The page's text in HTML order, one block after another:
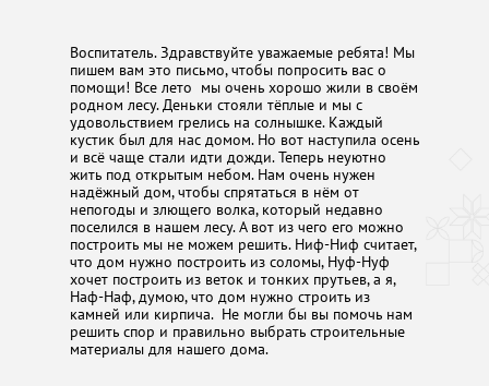
Воспитатель. Здравствуйте уважаемые ребята! Мы
пишем вам это письмо, чтобы попросить вас о
помощи! Все лето мы очень хорошо жили в своём
родном лесу. Деньки стояли тёплые и мы с
удовольствием грелись на солнышке. Каждый
кустик был для нас домом. Но вот наступила осень
и всё чаще стали идти дожди. Теперь неуютно
жить под открытым небом. Нам очень нужен
надёжный дом, чтобы спрятаться в нём от
непогоды и злющего волка, который недавно
поселился в нашем лесу. А вот из чего его можно
построить мы не можем решить. Ниф-Ниф считает,
что дом нужно построить из соломы, Нуф-Нуф
хочет построить из веток и тонких прутьев, а я,
Наф-Наф, думою, что дом нужно строить из
камней или кирпича. Не могли бы вы помочь нам
решить спор и правильно выбрать строительные
материалы для нашего дома.